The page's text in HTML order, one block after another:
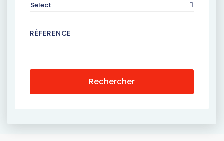
Select
RÉFERENCE
Rechercher